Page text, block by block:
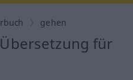
gehen
für